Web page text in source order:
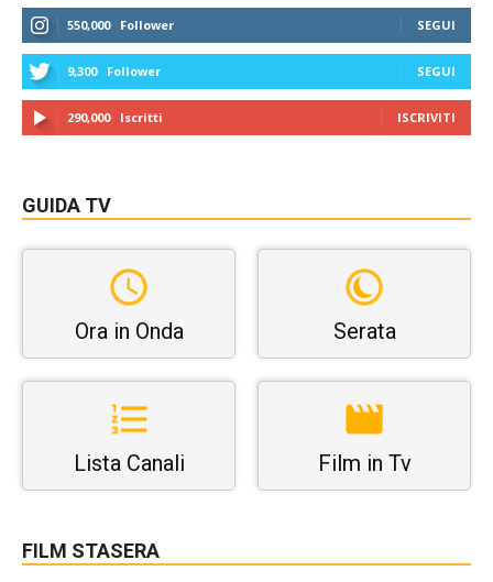
550,000 Follower SEGUI
9,300 Follower SEGUI
290,000 Iscritti ISCRIVITI
GUIDA TV
Ora in Onda Serata
Lista Canali Film in Tv
FILM STASERA